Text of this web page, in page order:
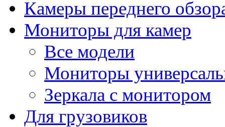
Камеры переднего
Мониторы для камер
Все модели
Мониторы
Зеркала с монитором
Для грузовиков